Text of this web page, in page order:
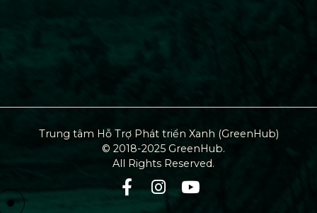
Trung tâm Hỗ Trợ Phát triển Xanh (GreenHub)
© 2018-2025 GreenHub.
All Rights Reserved.